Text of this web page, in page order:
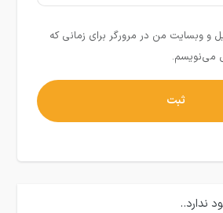
و وبسایت من در مرورگر برای زمانی که
می‌نویسم.
ندارد..